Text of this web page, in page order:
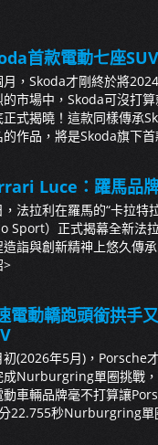
首款電動七座
月，Skoda才剛終於將
的市場中，Skoda可沒打
正式揭曉！這款同樣傳承
的作品，將是Skoda旗下
Luce：躍馬品
，法拉利在羅馬的“卡拉
Sport）正式揭幕全新法
造詣與創新精神上悠久傳
>
電動轎跑頭銜拱手
初(2026年5月)，Porsche
成Nurburgring單圈挑戰
動車輛品牌毫不打算讓
22.755秒Nurburgring單